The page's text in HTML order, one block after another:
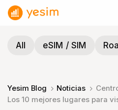
Saltar
All
eSIM / SIM
Yesim Blog Noticias
Los 10 mejores lugares para